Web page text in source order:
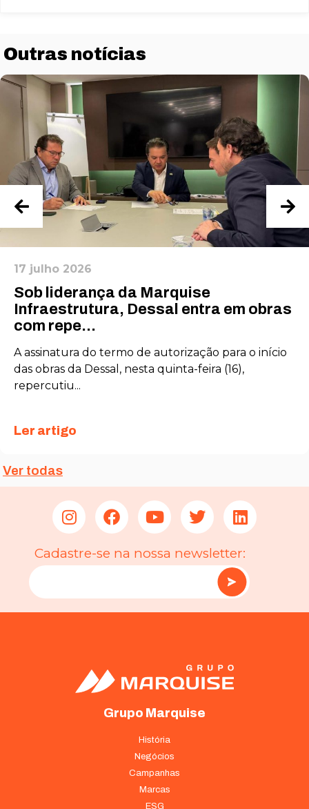
Outras notícias
17 julho 2026
Sob liderança da Marquise
Infraestrutura, Dessal entra em obras
com repe...
A assinatura do termo de autorização para o início
das obras da Dessal, nesta quinta-feira (16),
repercutiu...
Ler artigo
Ver todas
Cadastre-se na nossa newsletter:
Grupo Marquise
História
Negócios
Campanhas
Marcas
ESG
Esses cookies
funcionamento